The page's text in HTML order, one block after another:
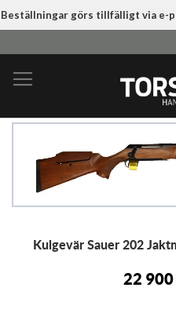
Beställningar görs tillfälligt via e-
till
innehållet
slutet
bildgalleriet
Kulgevär Sauer 202
22